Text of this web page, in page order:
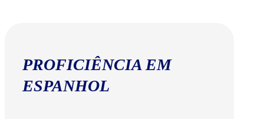
PROFICIÊNCIA EM
ESPANHOL